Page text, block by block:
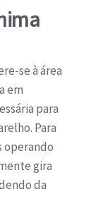
se à área
em
para
Para
operando
gira
da